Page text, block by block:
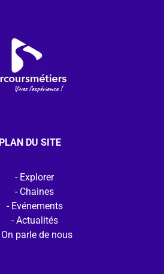
PLAN DU SITE
Explorer
Chaines
Evénements
Actualités
On parle de nous